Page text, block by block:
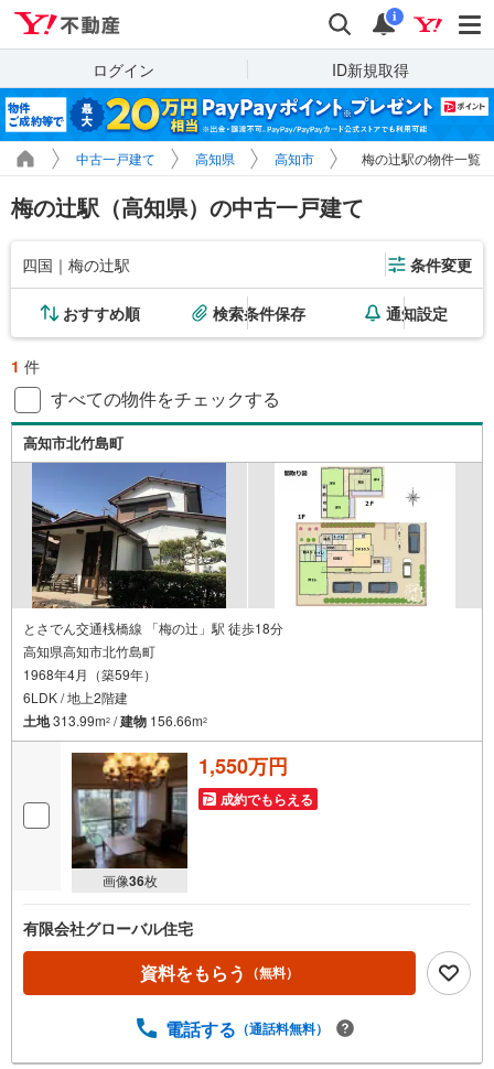
検索 通知
i
ログイン ID新規取得
中古一戸建て 高知県 高知市 梅の辻駅の物件一覧
梅の辻駅（高知県）の中古一戸建て
四国｜梅の辻駅 条件変更
おすすめ順 検索条件保存 通知設定
1 件
すべての物件をチェックする
高知市北竹島町
とさでん交通桟橋線 「梅の辻」駅 徒歩18分
高知県高知市北竹島町
1968年4月（築59年）
6LDK / 地上2階建
土地313.99m2 /建物 156.66m2
画像36枚
1,550万円
成約でもらえる
有限会社グローバル住宅
資料をもらう （無料）
電話する （通話料無料）